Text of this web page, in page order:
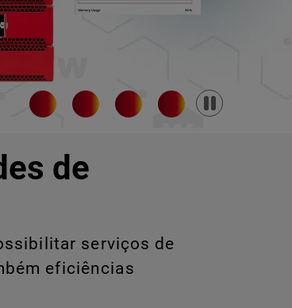
Pause
de
serviços de
eficiências